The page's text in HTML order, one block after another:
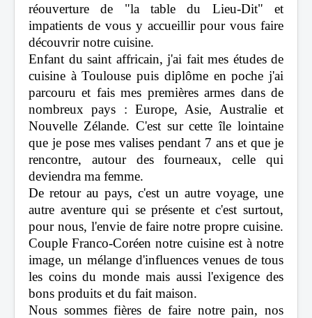
réouverture de "la table du Lieu-Dit" et
impatients de vous y accueillir pour vous faire
découvrir notre cuisine.
Enfant du saint affricain, j'ai fait mes études de
cuisine à Toulouse puis diplôme en poche j'ai
parcouru et fais mes premières armes dans de
nombreux pays : Europe, Asie, Australie et
Nouvelle Zélande. C'est sur cette île lointaine
que je pose mes valises pendant 7 ans et que je
rencontre, autour des fourneaux, celle qui
deviendra ma femme.
De retour au pays, c'est un autre voyage, une
autre aventure qui se présente et c'est surtout,
pour nous, l'envie de faire notre propre cuisine.
Couple Franco-Coréen notre cuisine est à notre
image, un mélange d'influences venues de tous
les coins du monde mais aussi l'exigence des
bons produits et du fait maison.
Nous sommes fières de faire notre pain, nos